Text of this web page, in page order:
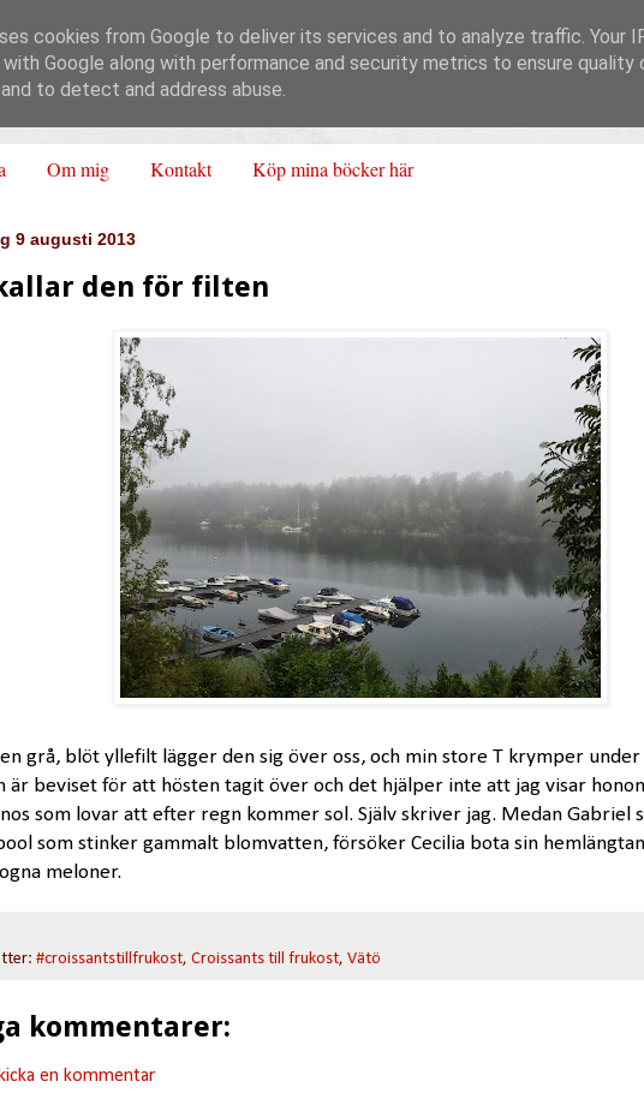
Om mig Kontakt Köp mina böcker här
9 augusti 2013
den för filten
grå, blöt yllefilt lägger den sig över oss, och min store T krymper under
är beviset för att hösten tagit över och det hjälper inte att jag visar
som lovar att efter regn kommer sol. Själv skriver jag. Medan Gabriel
som stinker gammalt blomvatten, försöker Cecilia bota sin
meloner.
#croissantstillfrukost, Croissants till frukost, Vätö
kommentarer:
en kommentar
cookies from Google to deliver its services and to analyze traffic. Your
with Google along with performance and security metrics to ensure quality
to detect and address abuse.